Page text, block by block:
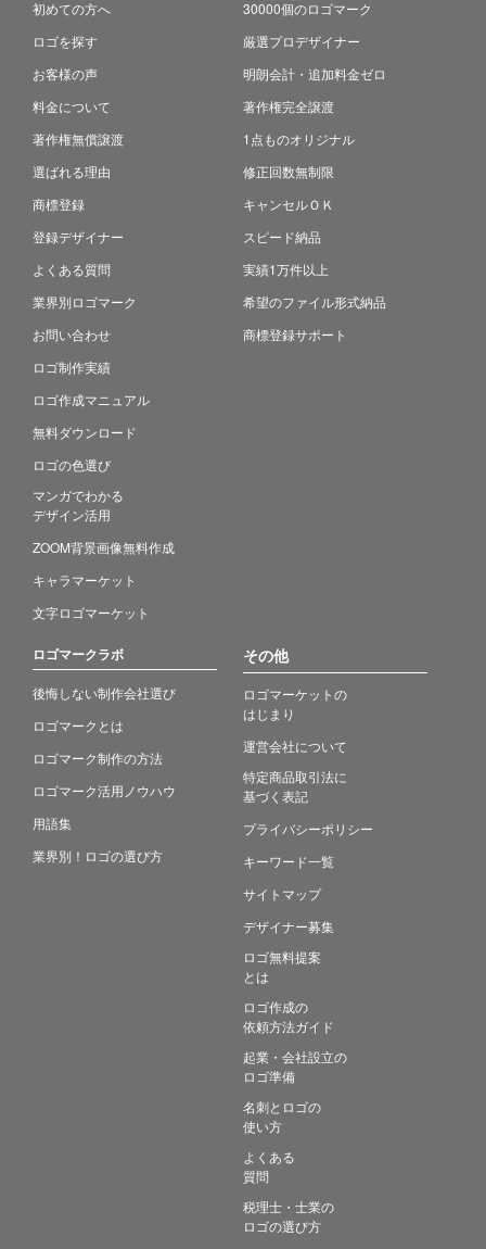
初めての方へ
ロゴを探す
お客様の声
料金について
著作権無償譲渡
選ばれる理由
商標登録
登録デザイナー
よくある質問
業界別ロゴマーク
お問い合わせ
ロゴ制作実績
ロゴ作成マニュアル
無料ダウンロード
ロゴの色選び
マンガでわかる
デザイン活用
ZOOM背景画像無料作成
キャラマーケット
文字ロゴマーケット
30000個のロゴマーク
厳選プロデザイナー
明朗会計・追加料金ゼロ
著作権完全譲渡
1点ものオリジナル
修正回数無制限
キャンセルＯＫ
スピード納品
実績1万件以上
希望のファイル形式納品
商標登録サポート
ロゴマークラボ
後悔しない制作会社選び
ロゴマークとは
ロゴマーク制作の方法
ロゴマーク活用ノウハウ
用語集
業界別！ロゴの選び方
その他
ロゴマーケットの
はじまり
運営会社について
特定商品取引法に
基づく表記
プライバシーポリシー
キーワード一覧
サイトマップ
デザイナー募集
ロゴ無料提案
とは
ロゴ作成の
依頼方法ガイド
起業・会社設立の
ロゴ準備
名刺とロゴの
使い方
よくある
質問
税理士・士業の
ロゴの選び方